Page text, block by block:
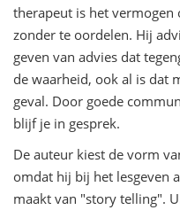
therapeut is het
zonder te oordelen. Hij
geven van advies dat
de waarheid, ook al is dat
geval. Door goede
blijf je in gesprek.
De auteur kiest de vorm
omdat hij bij het lesgeven
maakt van "story telling".